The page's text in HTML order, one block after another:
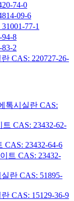
74-0
09-6
77-1
8
2
CAS: 220727-26-
톡시실란 CAS:
CAS: 23432-62-
23432-64-6
트 CAS: 23432-
란 CAS: 51895-
CAS: 15129-36-9